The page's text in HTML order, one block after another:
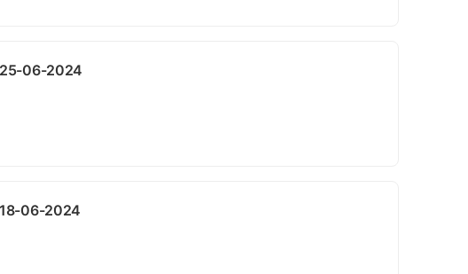
25-06-2024
18-06-2024